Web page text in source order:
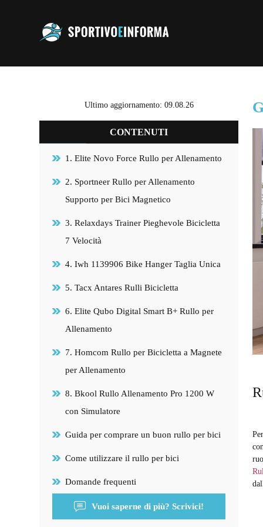
Ultimo aggiornamento: 09.08.26
CONTENUTI
1. Elite Novo Force Rullo per Allenamento
2. Sportneer Rullo per Allenamento
Supporto per Bici Magnetico
3. Relaxdays Trainer Pieghevole Bicicletta
7 Velocità
4. Iwh 1139906 Bike Hanger Taglia Unica
5. Tacx Antares Rulli Bicicletta
6. Elite Qubo Digital Smart B+ Rullo per
Allenamento
7. Homcom Rullo per Bicicletta a Magnete
per Allenamento
8. Bkool Rullo Allenamento Pro 1200 W
con Simulatore
Guida per comprare un buon rullo per bici
Come utilizzare il rullo per bici
Domande frequenti
Vuoi saperne di più? Scrivici!